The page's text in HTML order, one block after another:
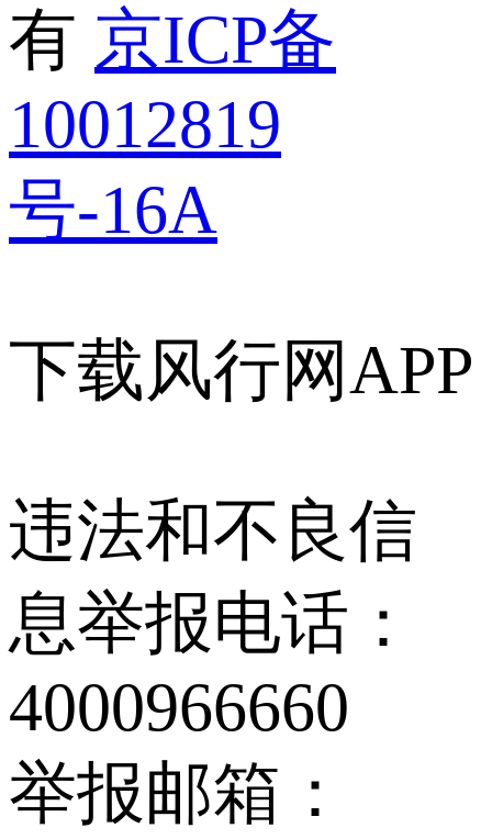
有 京ICP备
10012819
号-16A
下载风行网APP
违法和不良信
息举报电话：
4000966660
举报邮箱：